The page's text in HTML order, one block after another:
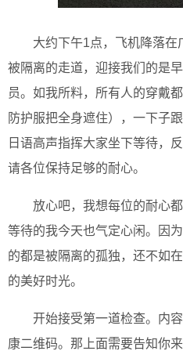
大约下午1点，飞机降落
被隔离的走道，迎接我们的是
员。如我所料，所有人的穿戴
防护服把全身遮住），一下子
日语高声指挥大家坐下等待，
请各位保持足够的耐心。
放心吧，我想每位的耐心
等待的我今天也气定心闲。因
的都是被隔离的孤独，还不如
的美好时光。
开始接受第一道检查。内
康二维码。那上面需要告知你